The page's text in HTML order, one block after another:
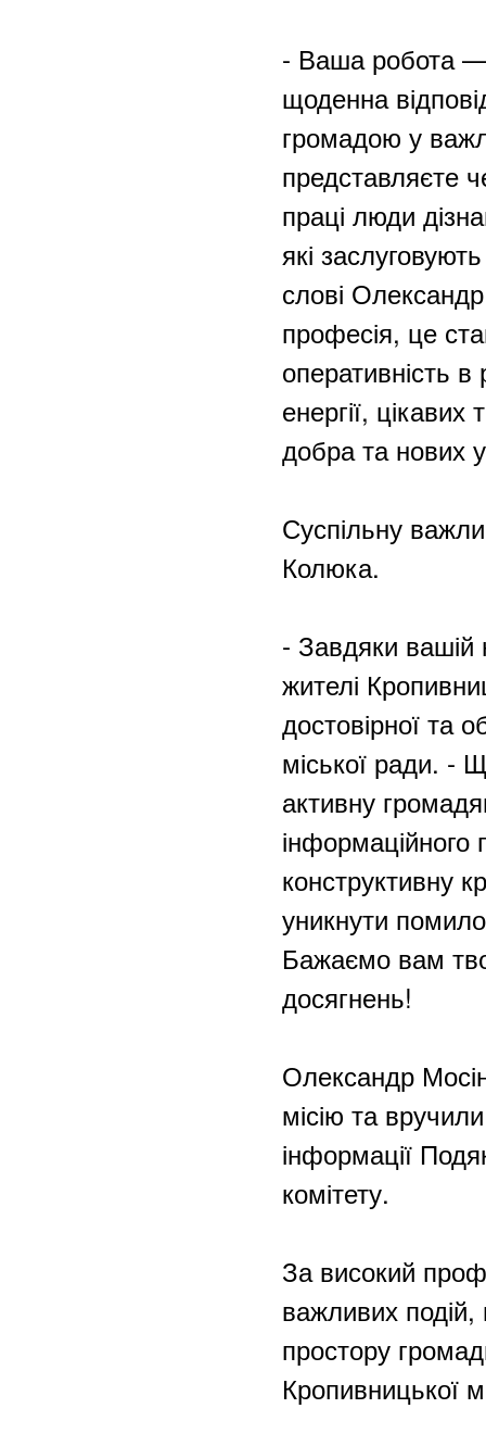
- Ваша робота —
щоденна
громадою у
представляєте
праці люди
які
слові
професія, це
оперативність
енергії,
добра та нових
Суспільну
Колюка.
- Завдяки вашій
жителі
достовірної та
міської ради. -
активну
конструктивну
уникнути
Бажаємо вам
досягнень!
Олександр
місію та
інформації
комітету.
За високий
важливих подій,
простору
Кропивницької